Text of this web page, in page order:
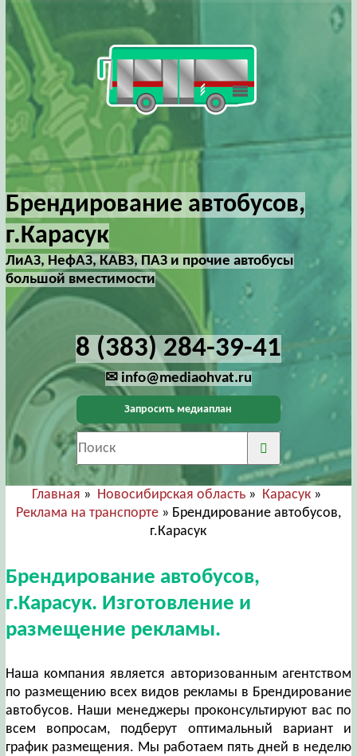
Брендирование автобусов,
г.Карасук
ЛиАЗ, НефАЗ, КАВЗ, ПАЗ и прочие автобусы
большой вместимости
8 (383) 284-39-41
✉ info@mediaohvat.ru
Запросить медиаплан
Главная » Новосибирская область » Карасук »
Реклама на транспорте» Брендирование автобусов,
г.Карасук
Брендирование автобусов,
г.Карасук. Изготовление и
размещение рекламы.
Наша компания является авторизованным агентством
по размещению всех видов рекламы в Брендирование
автобусов. Наши менеджеры проконсультируют вас по
всем вопросам, подберут оптимальный вариант и
график размещения. Мы работаем пять дней в неделю